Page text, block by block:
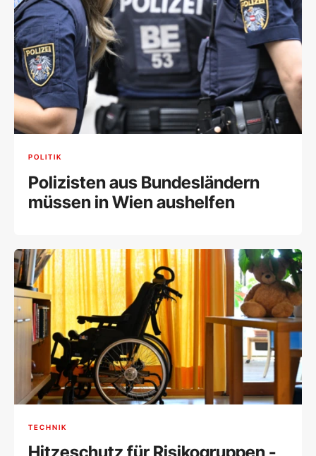
POLITIK
Polizisten aus Bundesländern
müssen in Wien aushelfen
TECHNIK